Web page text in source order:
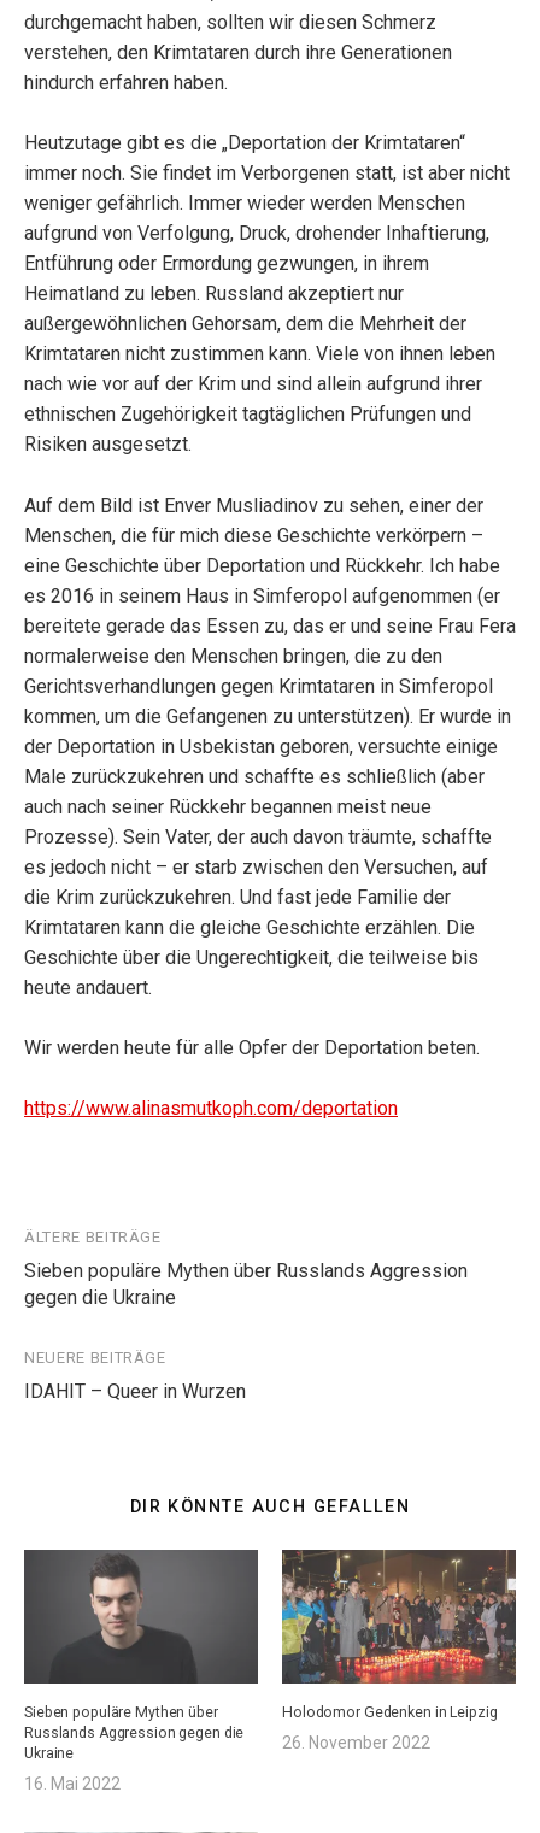
durchgemacht haben, sollten wir diesen Schmerz
verstehen, den Krimtataren durch ihre Generationen
hindurch erfahren haben.
Heutzutage gibt es die „Deportation der Krimtataren“
immer noch. Sie findet im Verborgenen statt, ist aber nicht
weniger gefährlich. Immer wieder werden Menschen
aufgrund von Verfolgung, Druck, drohender Inhaftierung,
Entführung oder Ermordung gezwungen, in ihrem
Heimatland zu leben. Russland akzeptiert nur
außergewöhnlichen Gehorsam, dem die Mehrheit der
Krimtataren nicht zustimmen kann. Viele von ihnen leben
nach wie vor auf der Krim und sind allein aufgrund ihrer
ethnischen Zugehörigkeit tagtäglichen Prüfungen und
Risiken ausgesetzt.
Auf dem Bild ist Enver Musliadinov zu sehen, einer der
Menschen, die für mich diese Geschichte verkörpern –
eine Geschichte über Deportation und Rückkehr. Ich habe
es 2016 in seinem Haus in Simferopol aufgenommen (er
bereitete gerade das Essen zu, das er und seine Frau Fera
normalerweise den Menschen bringen, die zu den
Gerichtsverhandlungen gegen Krimtataren in Simferopol
kommen, um die Gefangenen zu unterstützen). Er wurde in
der Deportation in Usbekistan geboren, versuchte einige
Male zurückzukehren und schaffte es schließlich (aber
auch nach seiner Rückkehr begannen meist neue
Prozesse). Sein Vater, der auch davon träumte, schaffte
es jedoch nicht – er starb zwischen den Versuchen, auf
die Krim zurückzukehren. Und fast jede Familie der
Krimtataren kann die gleiche Geschichte erzählen. Die
Geschichte über die Ungerechtigkeit, die teilweise bis
heute andauert.
Wir werden heute für alle Opfer der Deportation beten.
https://www.alinasmutkoph.com/deportation
Beitragsnavigation
ÄLTERE BEITRÄGE
Sieben populäre Mythen über Russlands Aggression
gegen die Ukraine
NEUERE BEITRÄGE
IDAHIT – Queer in Wurzen
DIR KÖNNTE AUCH GEFALLEN
Sieben populäre Mythen über
Russlands Aggression gegen die
Ukraine
16. Mai 2022
Holodomor Gedenken in Leipzig
26. November 2022